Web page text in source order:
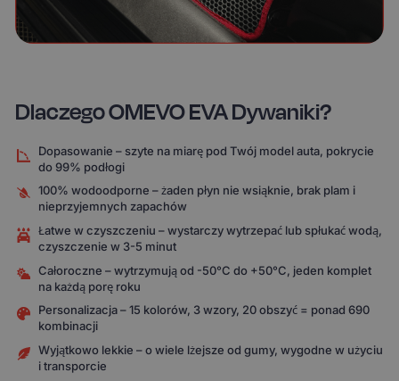
Dlaczego OMEVO EVA Dywaniki?
Dopasowanie – szyte na miarę pod Twój model auta, pokrycie
do 99% podłogi
100% wodoodporne – żaden płyn nie wsiąknie, brak plam i
nieprzyjemnych zapachów
Łatwe w czyszczeniu – wystarczy wytrzepać lub spłukać wodą,
czyszczenie w 3-5 minut
Całoroczne – wytrzymują od -50°C do +50°C, jeden komplet
na każdą porę roku
Personalizacja – 15 kolorów, 3 wzory, 20 obszyć = ponad 690
kombinacji
Wyjątkowo lekkie – o wiele lżejsze od gumy, wygodne w użyciu
i transporcie